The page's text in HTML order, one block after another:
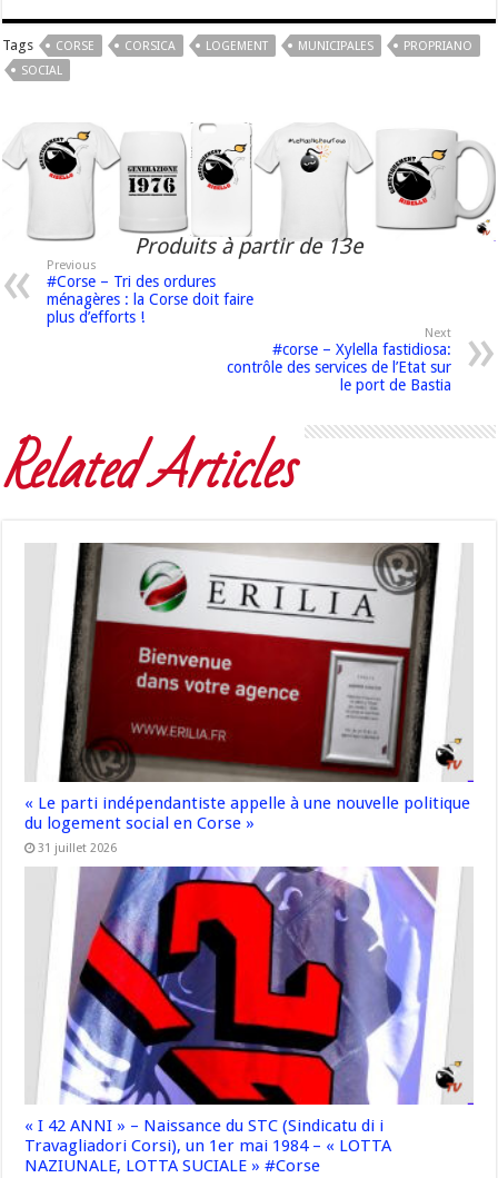
Tags CORSE CORSICA LOGEMENT MUNICIPALES
PROPRIANO
SOCIAL
Produits à partir de 13e
Previous
#Corse – Tri des ordures
ménagères : la Corse doit faire
plus d’efforts !
Next
#corse – Xylella fastidiosa:
contrôle des services de l’Etat sur
le port de Bastia
Related Articles
« Le parti indépendantiste appelle à une nouvelle politique
du logement social en Corse »
31 juillet 2026
« I 42 ANNI » – Naissance du STC (Sindicatu di i
Travagliadori Corsi), un 1er mai 1984 – « LOTTA
NAZIUNALE, LOTTA SUCIALE » #Corse